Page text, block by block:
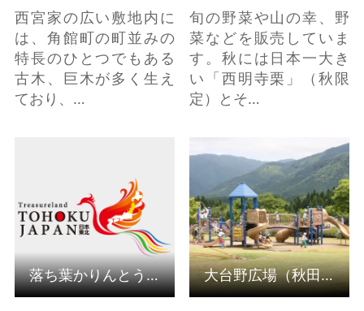
西宮家の広い敷地内に
は、角館町の町並みの
特長のひとつでもある
古木、巨木が多く生え
ており、…
旬の野菜や山の幸、野
菜などを販売していま
す。秋には日本一大き
い「西明寺栗」（秋限
定）とそ…
落ち葉かりんとう（秋田県仙北市）
大台野広場（秋田県美
郷町） の詳細はこちら
大台野広場（秋田県美郷町）